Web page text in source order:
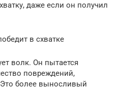
даже если он получил
в схватке
волк. Он пытается
повреждений,
Это более выносливый